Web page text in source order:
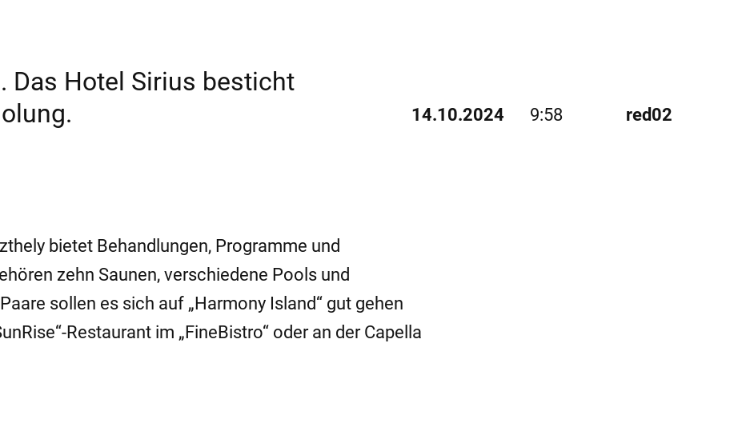
Das Hotel Sirius besticht
14.10.2024 9:58 red02
bietet Behandlungen, Programme und
zehn Saunen, verschiedene Pools und
sollen es sich auf „Harmony Island“ gut gehen
Restaurant im „FineBistro“ oder an der Capella